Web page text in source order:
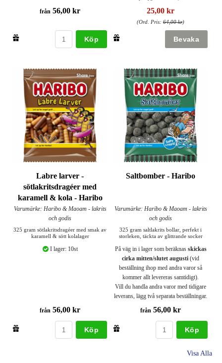
från 56,00 kr
Köp
25,00 kr
(Ord. Pris: 64,00 kr)
Labre larver -
sötlakritsdragéer med
karamell & kola - Haribo
Varumärke: Haribo & Maoam - lakrits
och godis
325 gram sötlakritsdragéer med smak av
karamell & sött kolalager
I lager: 10st
från 56,00 kr
Köp
Saltbomber - Haribo
Varumärke: Haribo & Maoam - lakrits
och godis
325 gram saltlakrits bollar, perfekt i
storleken, täckta av glittrande socker
På väg in i lager som beräknas skickas
cirka mitten/slutet augusti (vid
beställning ihop med andra varor så
kommer allt levereras samtidigt).
Vill du handla andra varor med tidigare
leverans, lägg två separata beställningar.
från 56,00 kr
Köp
Visa Alla